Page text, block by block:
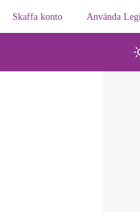
Skaffa konto Använda